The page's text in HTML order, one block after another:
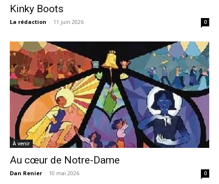
Kinky Boots
La rédaction - 11 juin 2026 0
À venir
Au cœur de Notre-Dame
Dan Renier - 10 mai 2026 0